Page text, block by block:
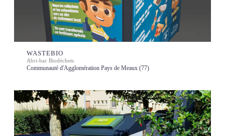
WASTEBIO
Abri-bac Biodéchets
Communauté d'Agglomération Pays de Meaux (77)